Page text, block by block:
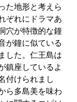
た地形と考えら
ぞれにドラマあ
穴が特徴的な鐘
が鐘に似ている
した。仁王島は
鎮座しているよ
付けられまし
ら多島美を味わ